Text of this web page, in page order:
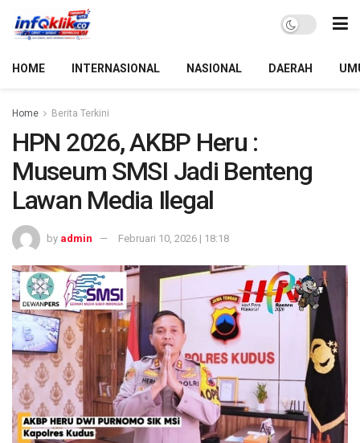
HOME INTERNASIONAL NASIONAL DAERAH
Home Berita Terkini
HPN 2026, AKBP Heru :
Museum SMSI Jadi Benteng
Lawan Media Ilegal
by admin Februari 10, 2026 | 18:18